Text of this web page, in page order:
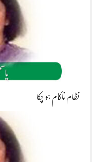
نظام ناکام ہو چکا